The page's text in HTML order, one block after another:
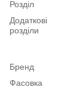
Розділ
Додаткові
розділи
Бренд
Фасовка